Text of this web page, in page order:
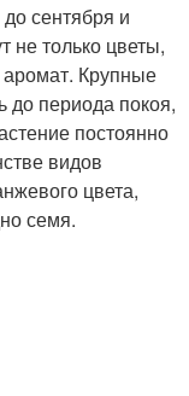
сентября и
не только цветы,
аромат. Крупные
до периода покоя,
постоянно
видов
цвета,
семя.